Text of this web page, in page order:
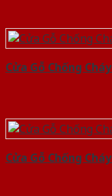
Cửa Gỗ Chống
Cửa Gỗ Chống